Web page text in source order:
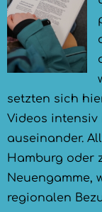
setzten sich
Videos intensiv
auseinander.
Hamburg oder
Neuengamme,
regionalen